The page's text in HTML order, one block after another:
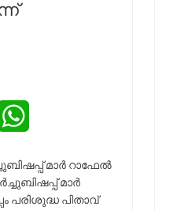
മാർ റാഫേൽ
മാർ
പരിശുദ്ധ പിതാവ്